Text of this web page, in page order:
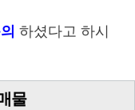
하셨다고 하시
물